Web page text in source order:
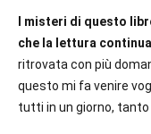
I misteri di questo
che la lettura continua
ritrovata con più
questo mi fa venire
tutti in un giorno,